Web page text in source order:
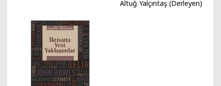
Altuğ Yalçıntaş (Derleyen)